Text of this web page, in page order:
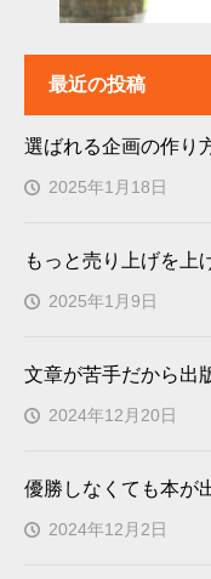
最近の投稿
選ばれる企画の作り
2025年1月18日
もっと売り上げを上
2025年1月9日
文章が苦手だから出
2024年12月20日
優勝しなくても本が
2024年12月2日